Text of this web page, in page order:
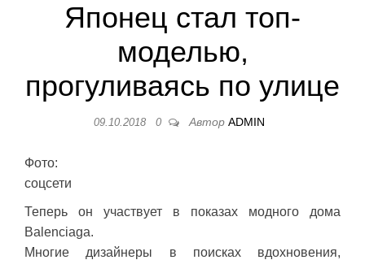
Японец стал топ-
моделью,
прогуливаясь по улице
09.10.2018 0 Автор ADMIN
Фото:
соцсети
Теперь он участвует в показах модного дома
Balenciaga.
Многие дизайнеры в поисках вдохновения,